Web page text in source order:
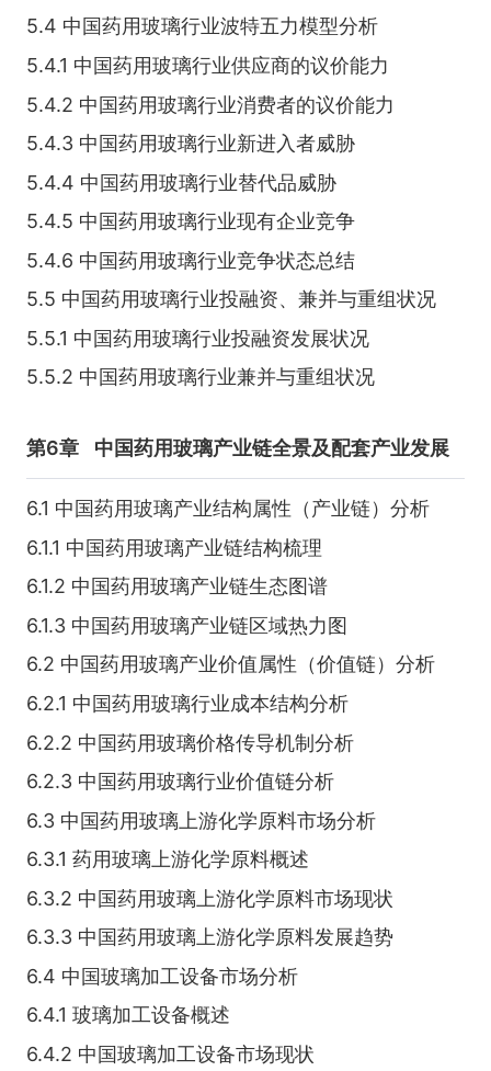
5.4 中国药用玻璃行业波特五力模型分析
5.4.1 中国药用玻璃行业供应商的议价能力
5.4.2 中国药用玻璃行业消费者的议价能力
5.4.3 中国药用玻璃行业新进入者威胁
5.4.4 中国药用玻璃行业替代品威胁
5.4.5 中国药用玻璃行业现有企业竞争
5.4.6 中国药用玻璃行业竞争状态总结
5.5 中国药用玻璃行业投融资、兼并与重组状况
5.5.1 中国药用玻璃行业投融资发展状况
5.5.2 中国药用玻璃行业兼并与重组状况
第6章 中国药用玻璃产业链全景及配套产业发展
6.1 中国药用玻璃产业结构属性（产业链）分析
6.1.1 中国药用玻璃产业链结构梳理
6.1.2 中国药用玻璃产业链生态图谱
6.1.3 中国药用玻璃产业链区域热力图
6.2 中国药用玻璃产业价值属性（价值链）分析
6.2.1 中国药用玻璃行业成本结构分析
6.2.2 中国药用玻璃价格传导机制分析
6.2.3 中国药用玻璃行业价值链分析
6.3 中国药用玻璃上游化学原料市场分析
6.3.1 药用玻璃上游化学原料概述
6.3.2 中国药用玻璃上游化学原料市场现状
6.3.3 中国药用玻璃上游化学原料发展趋势
6.4 中国玻璃加工设备市场分析
6.4.1 玻璃加工设备概述
6.4.2 中国玻璃加工设备市场现状